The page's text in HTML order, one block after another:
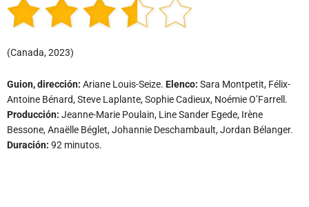
(Canada, 2023)
Guion, dirección: Ariane Louis-Seize. Elenco: Sara Montpetit, Félix-
Antoine Bénard, Steve Laplante, Sophie Cadieux, Noémie O’Farrell.
Producción: Jeanne-Marie Poulain, Line Sander Egede, Irène
Bessone, Anaëlle Béglet, Johannie Deschambault, Jordan Bélanger.
Duración: 92 minutos.